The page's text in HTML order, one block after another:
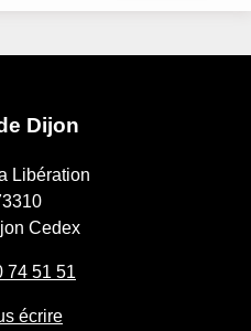
Dijon
Libération
Cedex
74 51 51
écrire